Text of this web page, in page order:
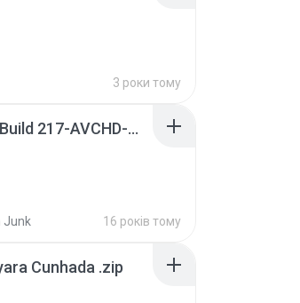
3 роки тому
Sony Vegas Pro 8.0b Build 217-AVCHD-MPG-AC3 FIXED.7z
Junk 16 років тому
Cunhada .zip